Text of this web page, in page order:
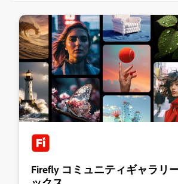
Firefly コミュニティギャラリ